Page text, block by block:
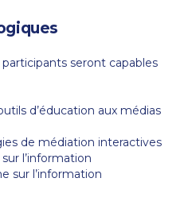
participants seront capables
d’éducation aux médias
de médiation interactives
l’information
sur l’information